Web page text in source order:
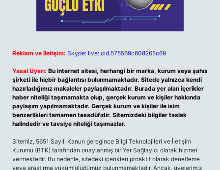
Reklam ve İletişim: Skype: live:.cid.575569c608265c69
Yasal Uyarı: Bu internet sitesi, herhangi bir marka, kurum veya şahıs
şirketi ile hiçbir bağlantısı bulunmamaktadır. Sitede yalnızca kendi
hazırladığımız makaleler paylaşılmaktadır. Burada yer alan içerikler
haber niteliği taşımamakta olup, gerçek kurum ve kişiler hakkında
paylaşım yapılmamaktadır. Gerçek kurum ve kişiler ile isim
benzerlikleri tamamen tesadüfidir. Sitemizdeki bilgiler taslak
halindedir ve tavsiye niteliği taşımazlar.
Sitemiz, 5651 Sayılı Kanun gereğince Bilgi Teknolojileri ve İletişim
Kurumu (BTK) tarafından onaylanmış bir Yer Sağlayıcı olarak hizmet
vermektedir. Bu nedenle, sitedeki içerikleri proaktif olarak denetleme
veya araştırma yükümlülüğümüz bulunmamaktadır. Ancak, üyelerimiz